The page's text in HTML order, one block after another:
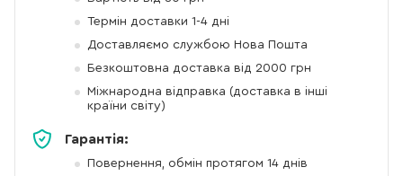
Термін доставки 1-4 дні
Доставляємо службою Нова Пошта
Безкоштовна доставка від 2000 грн
Міжнародна відправка (доставка в інші
країни світу)
Гарантія:
Повернення, обмін протягом 14 днів